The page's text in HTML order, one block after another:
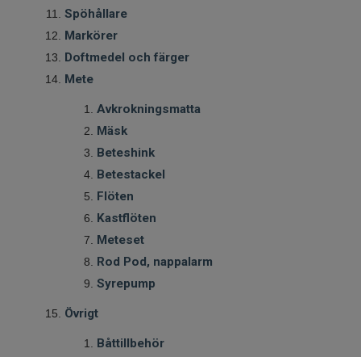
Spöhållare
Markörer
Doftmedel och färger
Mete
Avkrokningsmatta
Mäsk
Beteshink
Betestackel
Flöten
Kastflöten
Meteset
Rod Pod, nappalarm
Syrepump
Övrigt
Båttillbehör